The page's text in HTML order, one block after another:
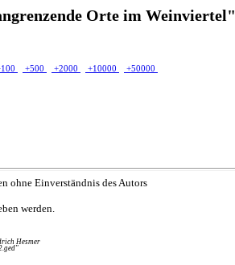
Orte im Weinviertel"
+500 +2000 +10000 +50000
ohne Einverständnis des Autors
werden.
Hesmer